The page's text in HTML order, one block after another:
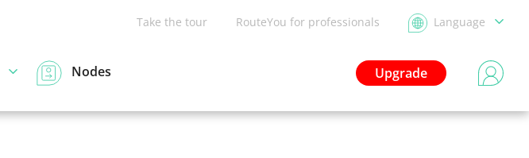
Take the tour RouteYou for professionals Language
Upgrade
Nodes